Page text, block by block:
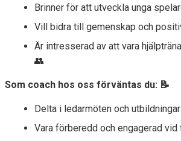
Brinner för att utveckla unga
Vill bidra till gemenskap och
Är intresserad av att vara
👥
Som coach hos oss förväntas du: 📝
Delta i ledarmöten och
Vara förberedd och engagerad vid